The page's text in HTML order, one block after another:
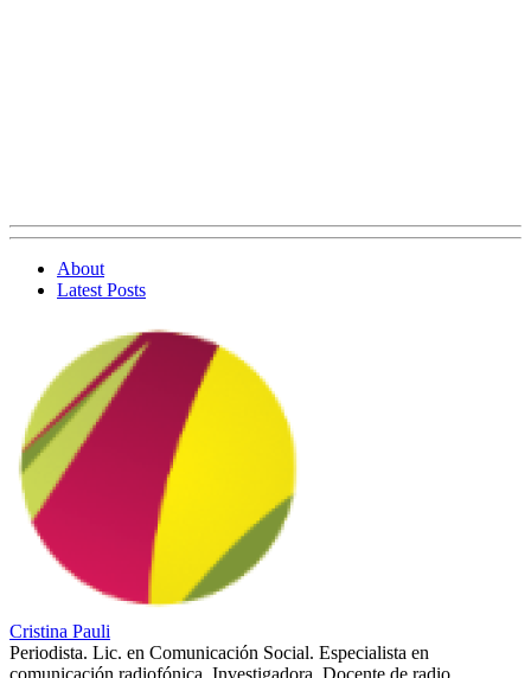
About
Latest Posts
Cristina Pauli
Periodista. Lic. en Comunicación Social. Especialista en
comunicación radiofónica. Investigadora. Docente de radio